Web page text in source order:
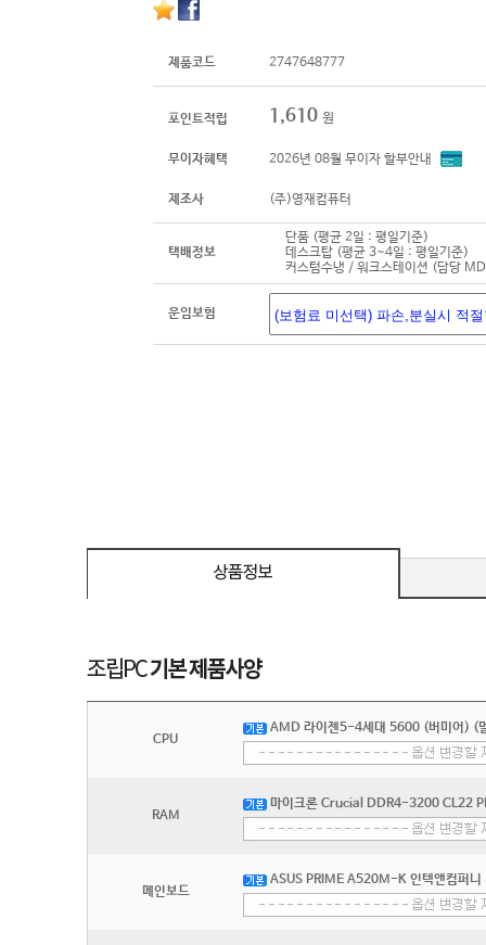
제품코드 2747648777
포인트적립 1,610 원
무이자혜택 2026년 08월 무이자 할부안내
제조사 (주)영재컴퓨터
택배정보
단품 (평균 2일 : 평일기준)
데스크탑 (평균 3~4일 : 평일기준)
커스텀수냉 / 워크스테이션 (담당
운임보험
CPU
AMD 라이젠5-4세대 5600 (버미어) (
RAM
마이크론 Crucial DDR4-3200 CL22
메인보드
ASUS PRIME A520M-K 인텍앤컴퍼니